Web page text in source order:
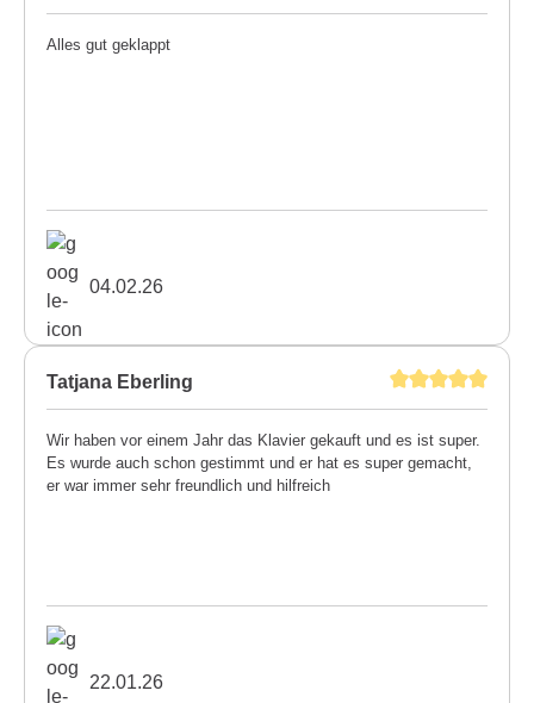
Alles gut geklappt
04.02.26
Tatjana Eberling
Wir haben vor einem Jahr das Klavier gekauft und es ist super.
Es wurde auch schon gestimmt und er hat es super gemacht,
er war immer sehr freundlich und hilfreich
22.01.26